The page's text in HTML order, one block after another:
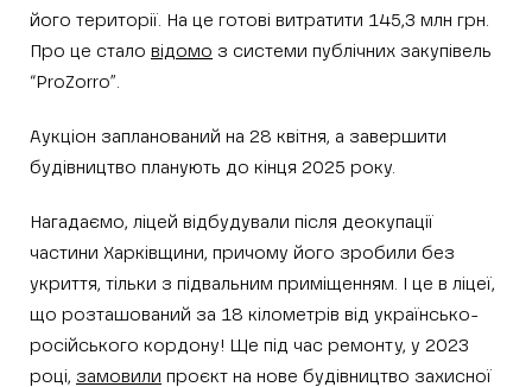
його території. На це готові витратити 145,3 млн грн.
Про це стало відомо з системи публічних закупівель
“ProZorro”.
Аукціон запланований на 28 квітня, а завершити
будівництво планують до кінця 2025 року.
Нагадаємо, ліцей відбудували після деокупації
частини Харківщини, причому його зробили без
укриття, тільки з підвальним приміщенням. І це в ліцеї,
що розташований за 18 кілометрів від українсько-
російського кордону! Ще під час ремонту, у 2023
році, замовили проєкт на нове будівництво захисної